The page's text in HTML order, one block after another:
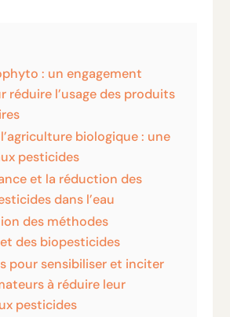
: un engagement
réduire l’usage des produits
l’agriculture biologique : une
pesticides
et la réduction des
dans l’eau
des méthodes
des biopesticides
pour sensibiliser et inciter
à réduire leur
pesticides